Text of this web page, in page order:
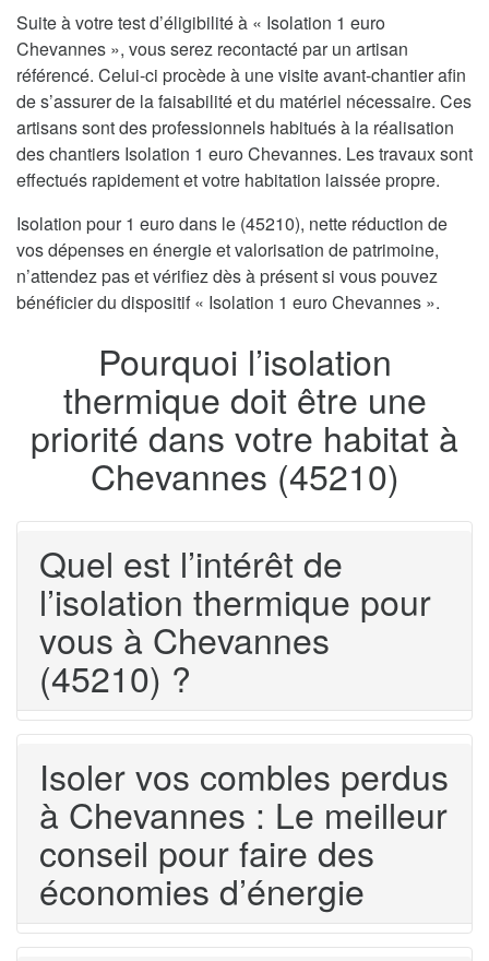
Suite à votre test d’éligibilité à « Isolation 1 euro
Chevannes », vous serez recontacté par un artisan
référencé. Celui-ci procède à une visite avant-chantier afin
de s’assurer de la faisabilité et du matériel nécessaire. Ces
artisans sont des professionnels habitués à la réalisation
des chantiers Isolation 1 euro Chevannes. Les travaux sont
effectués rapidement et votre habitation laissée propre.
Isolation pour 1 euro dans le (45210), nette réduction de
vos dépenses en énergie et valorisation de patrimoine,
n’attendez pas et vérifiez dès à présent si vous pouvez
bénéficier du dispositif « Isolation 1 euro Chevannes ».
Pourquoi l’isolation
thermique doit être une
priorité dans votre habitat à
Chevannes (45210)
Quel est l’intérêt de
l’isolation thermique pour
vous à Chevannes
(45210) ?
Isoler vos combles perdus
à Chevannes : Le meilleur
conseil pour faire des
économies d’énergie